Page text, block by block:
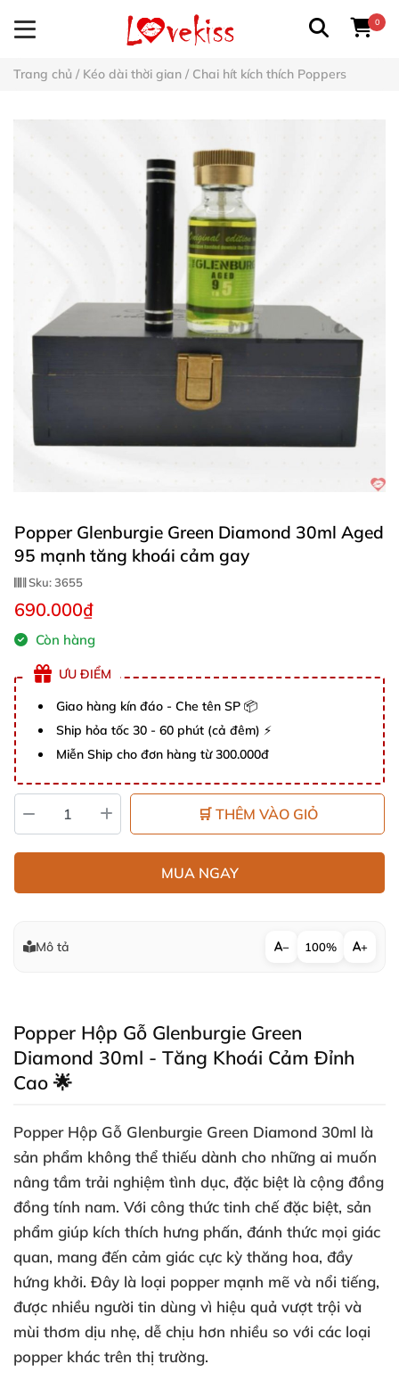
0
Trang chủ / Kéo dài thời gian / Chai hít kích thích Poppers
Popper Glenburgie Green Diamond 30ml Aged
95 mạnh tăng khoái cảm gay
Sku:3655
690.000₫
Còn hàng
ƯU ĐIỂM
Giao hàng kín đáo - Che tên SP 📦
Ship hỏa tốc 30 - 60 phút (cả đêm) ⚡
Miễn Ship cho đơn hàng từ 300.000đ
🛒 THÊM VÀO GIỎ
MUA NGAY
Mô tả − 100% +
Popper Hộp Gỗ Glenburgie Green
Diamond 30ml - Tăng Khoái Cảm Đỉnh
Cao 🌟
Popper Hộp Gỗ Glenburgie Green Diamond 30ml là
sản phẩm không thể thiếu dành cho những ai muốn
nâng tầm trải nghiệm tình dục, đặc biệt là cộng đồng
đồng tính nam. Với công thức tinh chế đặc biệt, sản
phẩm giúp kích thích hưng phấn, đánh thức mọi giác
quan, mang đến cảm giác cực kỳ thăng hoa, đầy
hứng khởi. Đây là loại popper mạnh mẽ và nổi tiếng,
được nhiều người tin dùng vì hiệu quả vượt trội và
mùi thơm dịu nhẹ, dễ chịu hơn nhiều so với các loại
popper khác trên thị trường.